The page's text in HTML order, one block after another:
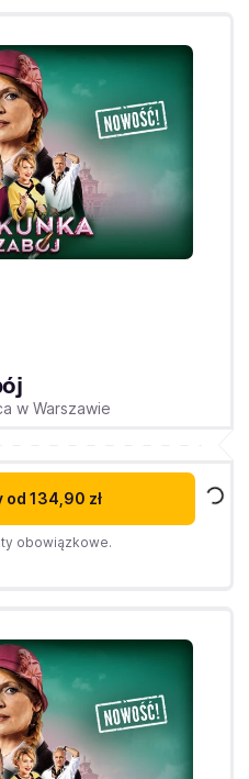
w Warszawie
od 134,90 zł
obowiązkowe.